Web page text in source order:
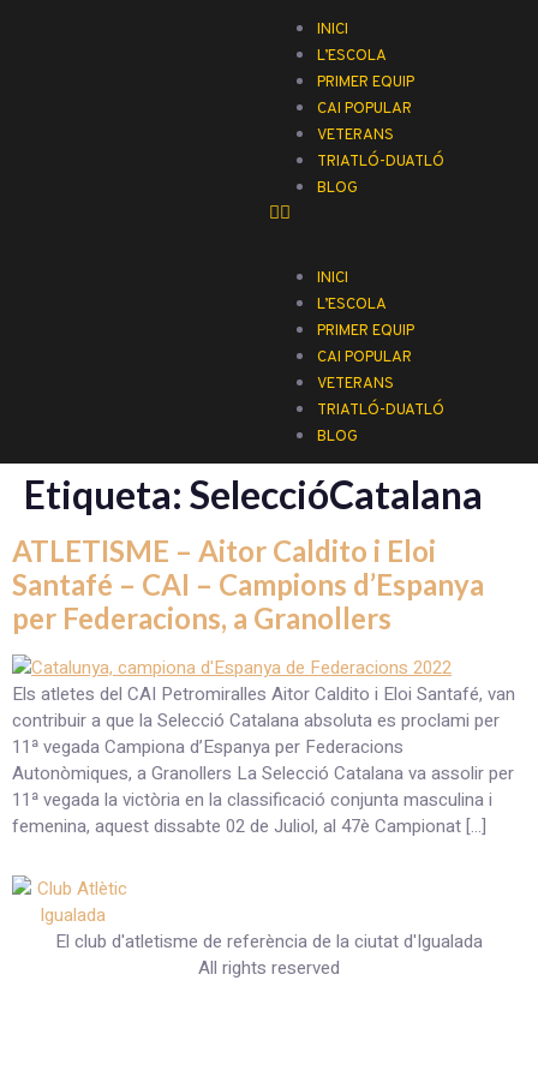
INICI
L’ESCOLA
PRIMER EQUIP
CAI POPULAR
VETERANS
TRIATLÓ-DUATLÓ
BLOG
INICI
L’ESCOLA
PRIMER EQUIP
CAI POPULAR
VETERANS
TRIATLÓ-DUATLÓ
BLOG
Etiqueta: SeleccióCatalana
ATLETISME – Aitor Caldito i Eloi
Santafé – CAI – Campions d’Espanya
per Federacions, a Granollers
Els atletes del CAI Petromiralles Aitor Caldito i Eloi Santafé, van
contribuir a que la Selecció Catalana absoluta es proclami per
11ª vegada Campiona d’Espanya per Federacions
Autonòmiques, a Granollers La Selecció Catalana va assolir per
11ª vegada la victòria en la classificació conjunta masculina i
femenina, aquest dissabte 02 de Juliol, al 47è Campionat […]
El club d'atletisme de referència de la ciutat d'Igualada
All rights reserved